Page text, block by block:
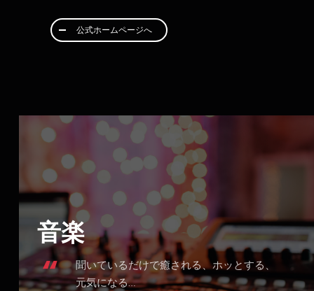
公式ホームページへ
音楽
聞いているだけで癒される、ホッとする、
元気になる…